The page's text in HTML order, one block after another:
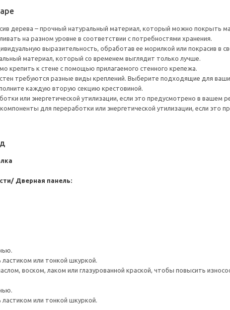
дерева – прочный натуральный материал, который можно покрыть
на разном уровне в соответствии с потребностями хранения.
выразительность, обработав ее морилкой или покрасив в
материал, который со временем выглядит только лучше.
крепить к стене с помощью прилагаемого стенного крепежа.
требуются разные виды креплений. Выберите подходящие для
каждую вторую секцию крестовиной.
или энергетической утилизации, если это предусмотрено в вашем
для переработки или энергетической утилизации, если это
Дверная панель:
или тонкой шкуркой.
воском, лаком или глазурованной краской, чтобы повысить
или тонкой шкуркой.